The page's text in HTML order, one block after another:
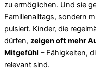
zu ermöglichen. Und sie
Familienalltags, sondern
pulsiert. Kinder, die
dürfen, zeigen oft mehr
Mitgefühl – Fähigkeiten,
relevant sind.